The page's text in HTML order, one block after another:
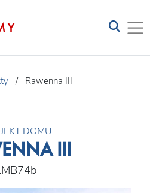
/ Rawenna III
DOMU
III